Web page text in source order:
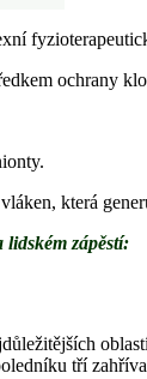
ochrany
která
lidském zápěstí:
tří